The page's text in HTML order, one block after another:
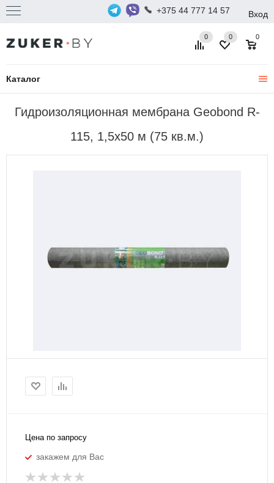
+375 44 777 14 57 Вход
Каталог
0 0
0
Гидроизоляционная мембрана Geobond R-
115, 1,5x50 м (75 кв.м.)
Цена по запросу
закажем для Вас